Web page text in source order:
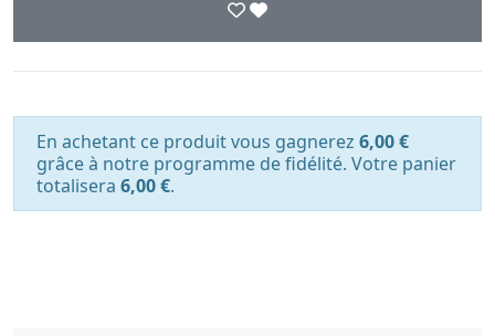
En achetant ce produit vous gagnerez 6,00 €
grâce à notre programme de fidélité. Votre panier
totalisera 6,00 €.